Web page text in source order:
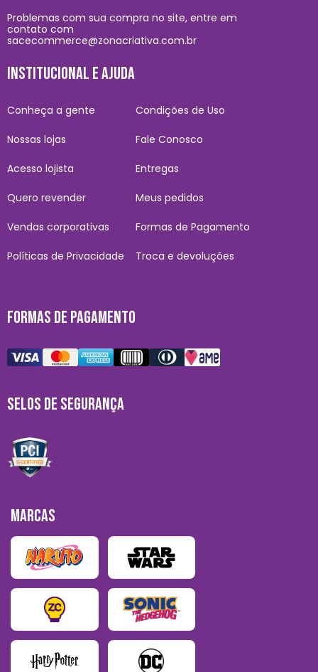
Problemas com sua compra no site, entre em
contato com
sacecommerce@zonacriativa.com.br
INSTITUCIONAL E AJUDA
Conheça a gente
Nossas lojas
Acesso lojista
Quero revender
Vendas corporativas
Políticas de Privacidade
Condições de Uso
Fale Conosco
Entregas
Meus pedidos
Formas de Pagamento
Troca e devoluções
FORMAS DE PAGAMENTO
SELOS DE SEGURANÇA
MARCAS